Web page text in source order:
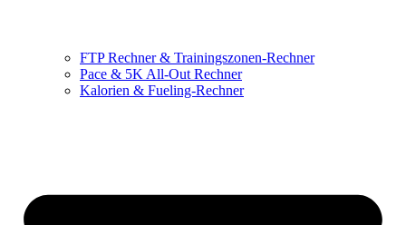
FTP Rechner & Trainingszonen-Rechner
Pace & 5K All-Out Rechner
Kalorien & Fueling-Rechner